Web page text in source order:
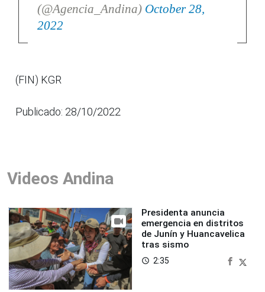
(@Agencia_Andina) October 28,
2022
(FIN) KGR
Publicado: 28/10/2022
Videos Andina
Presidenta anuncia
emergencia en distritos
de Junín y Huancavelica
tras sismo
access_time 2:35